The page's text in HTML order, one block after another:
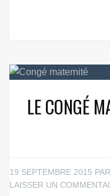
LE CONGÉ
19 SEPTEMBRE 2015 PAR
LAISSER UN